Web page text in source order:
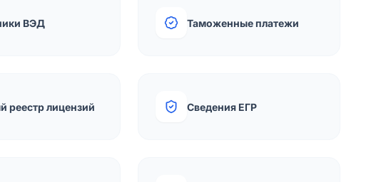
ВЭД Таможенные платежи
реестр лицензий Сведения ЕГР